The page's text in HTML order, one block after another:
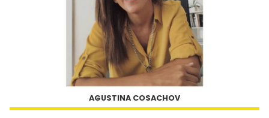
AGUSTINA COSACHOV